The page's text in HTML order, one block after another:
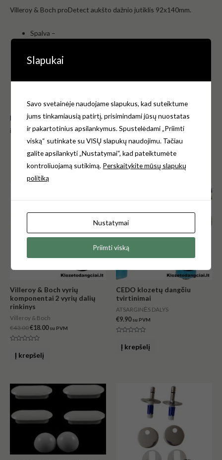
Villeroy & Boch proDetect aukšto dažnio jutiklis 92x140mm.
Spalva –
Gmintojas – Villeroy & Boch Vokietijoja
Paveikslėliai pateikti tik iliustraciniais tikslais. Atskirai
Norėdami gauti daugiau informacijos, kreipkitės e-mail:
info@klozetodangciai.lt
Panašūs produktai
Villeroy & Boch vyrių
komponentai 2 vyrių dalių
rinkinys
Villeroy & Boch
€43.00
was:
€18.00
is:
su PVM
Į krepšelį
CEDO klozetų dangčiu
tvirtinimai
ATSARGINĖS DALYS
€9.90 su PVM
Į krepšelį
Slapukai
Savo svetainėje naudojame slapukus, kad suteiktume
jums tinkamiausią patirtį, prisimindami jūsų nuostatas
ir pakartotinius apsilankymus. Spustelėdami „Priimti
viską“ sutinkate su VISŲ slapukų naudojimu. Tačiau
galite apsilankyti „Nustatymai“, kad pateiktumėte
kontroliuojamą sutikimą. Perskaitykite mūsų slapukų
politiką
Nustatymai
Priimti viską